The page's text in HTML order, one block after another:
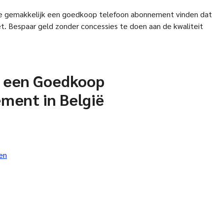
gemakkelijk een goedkoop telefoon abonnement vinden dat
Bespaar geld zonder concessies te doen aan de kwaliteit
Goedkoop
in België